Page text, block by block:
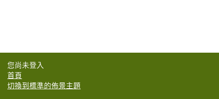
您尚未登入
首頁
切換到標準的佈景主題